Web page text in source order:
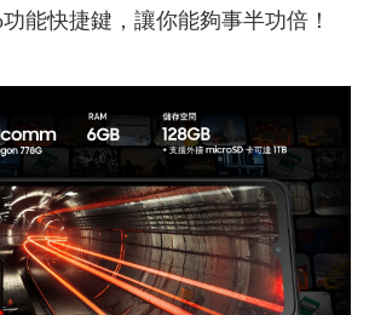
能快捷鍵，讓你能夠事半功倍！